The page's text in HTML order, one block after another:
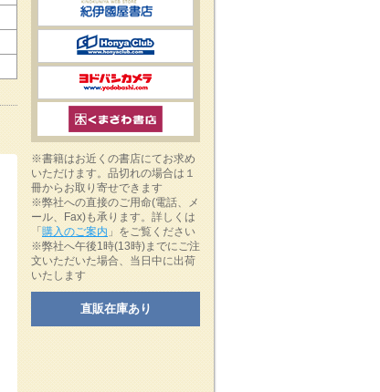
※書籍はお近くの書店にてお求め
いただけます。品切れの場合は１
冊からお取り寄せできます
※弊社への直接のご用命(電話、メ
ール、Fax)も承ります。詳しくは
「 購入のご案内 」をご覧ください
※弊社へ午後1時(13時)までにご注
文いただいた場合、当日中に出荷
いたします
直販在庫あり